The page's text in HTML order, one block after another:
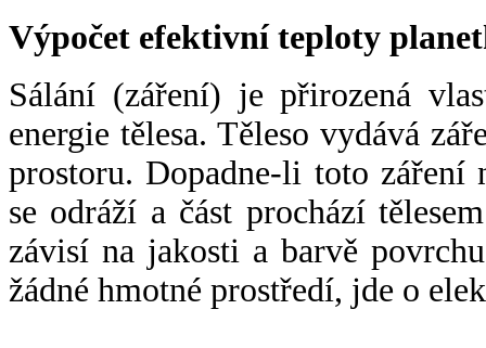
Výpočet efektivní teploty
Sálání (záření) je přirozená
energie tělesa. Těleso vydává
prostoru. Dopadne-li toto záření
se odráží a část prochází
závisí na jakosti a barvě
žádné hmotné prostředí, jde o